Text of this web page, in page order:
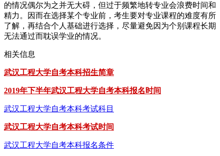
的情况偶尔为之并无大碍，但过于频繁地转专业会浪费时间和
精力。因而在选择某个专业前，考生要对专业课程的难度有所
了解，再结合个人基础进行选择，尽量避免因为个别课程长期
无法通过而耽误学业的情况。
相关信息
武汉工程大学自考本科招生简章
2019年下半年武汉工程大学自考本科报名时间
武汉工程大学自考本科考试科目
武汉工程大学自考本科考试时间
武汉工程大学自考本科报名条件